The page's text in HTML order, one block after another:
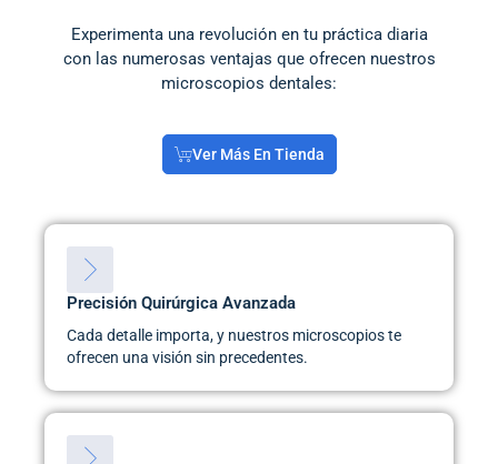
Experimenta una revolución en tu práctica diaria
con las numerosas ventajas que ofrecen nuestros
microscopios dentales:
Ver Más En Tienda
Precisión Quirúrgica Avanzada
Cada detalle importa, y nuestros microscopios te
ofrecen una visión sin precedentes.